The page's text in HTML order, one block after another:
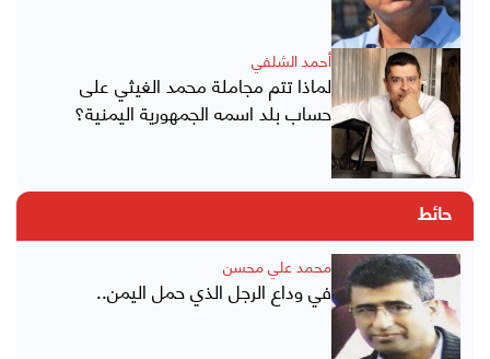
أحمد الشلفي
لماذا تتم مجاملة محمد الغيثي على
حساب بلد اسمه الجمهورية اليمنية؟
حائط
محمد علي محسن
في وداع الرجل الذي حمل اليمن..